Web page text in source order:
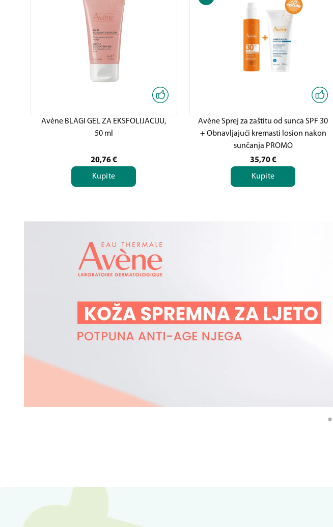
Avène BLAGI GEL ZA EKSFOLIJACIJU,
50 ml
20,76 €
Kupite
Avène Sprej za zaštitu od sunca SPF 30
+ Obnavljajući kremasti losion nakon
sunčanja PROMO
35,70 €
Kupite